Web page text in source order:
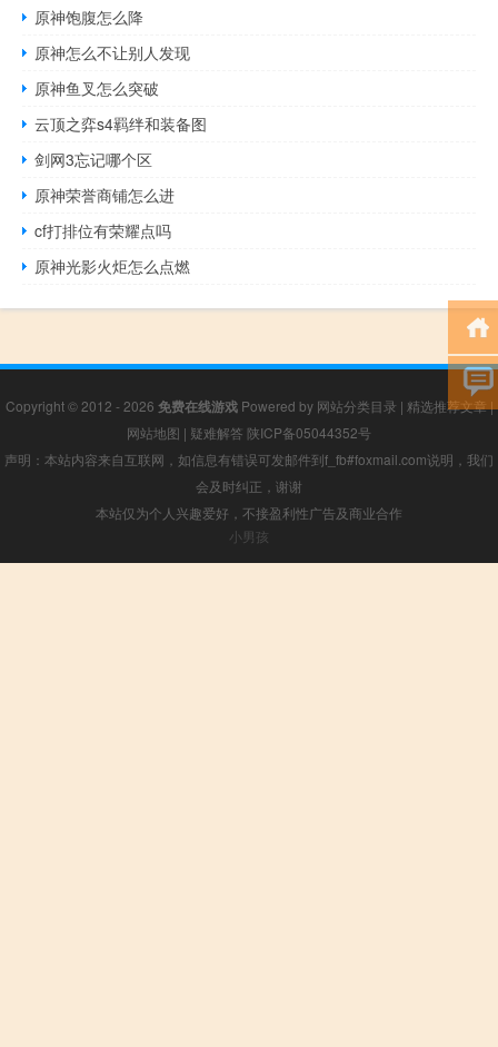
原神饱腹怎么降
原神怎么不让别人发现
原神鱼叉怎么突破
云顶之弈s4羁绊和装备图
剑网3忘记哪个区
原神荣誉商铺怎么进
cf打排位有荣耀点吗
原神光影火炬怎么点燃
Copyright © 2012 - 2026 免费在线游戏Powered by 网站分类目录 | 精选推荐文章|
网站地图 | 疑难解答 陕ICP备05044352号
声明：本站内容来自互联网，如信息有错误可发邮件到f_fb#foxmail.com说明，我们
会及时纠正，谢谢
本站仅为个人兴趣爱好，不接盈利性广告及商业合作
小男孩